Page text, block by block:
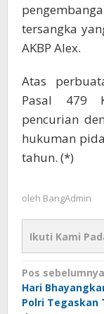
tersangka
AKBP Alex.
Atas
Pasal 479
pencurian
hukuman
tahun. (*)
oleh BangAdmin
Ikuti Kami
Navigasi
pos
Pos sebelumnya
Hari
Polri Tegaskan